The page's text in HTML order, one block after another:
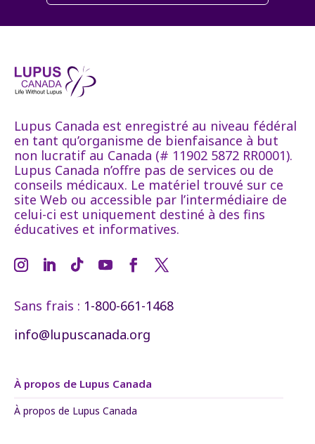
Lupus Canada est enregistré au niveau fédéral
en tant qu’organisme de bienfaisance à but
non lucratif au Canada (# 11902 5872 RR0001).
Lupus Canada n’offre pas de services ou de
conseils médicaux. Le matériel trouvé sur ce
site Web ou accessible par l’intermédiaire de
celui-ci est uniquement destiné à des fins
éducatives et informatives.
Sans frais : 1-800-661-1468
info@lupuscanada.org
À propos de Lupus Canada
À propos de Lupus Canada